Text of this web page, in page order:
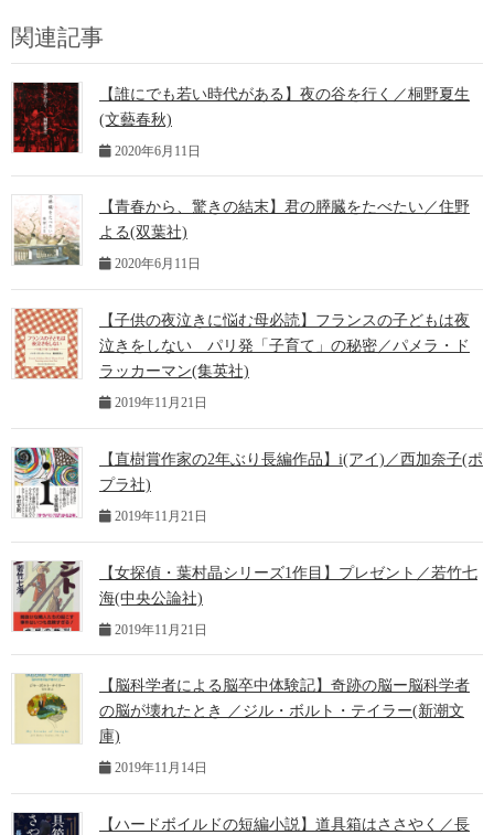
関連記事
【誰にでも若い時代がある】夜の谷を行く／桐野夏生
(文藝春秋)
2020年6月11日
【青春から、驚きの結末】君の膵臓をたべたい／住野
よる(双葉社)
2020年6月11日
【子供の夜泣きに悩む母必読】フランスの子どもは夜
泣きをしない パリ発「子育て」の秘密／パメラ・ド
ラッカーマン(集英社)
2019年11月21日
【直樹賞作家の2年ぶり長編作品】i(アイ)／西加奈子(ポ
プラ社)
2019年11月21日
【女探偵・葉村晶シリーズ1作目】プレゼント／若竹七
海(中央公論社)
2019年11月21日
【脳科学者による脳卒中体験記】奇跡の脳ー脳科学者
の脳が壊れたとき ／ジル・ボルト・テイラー(新潮文
庫)
2019年11月14日
【ハードボイルドの短編小説】道具箱はささやく／長